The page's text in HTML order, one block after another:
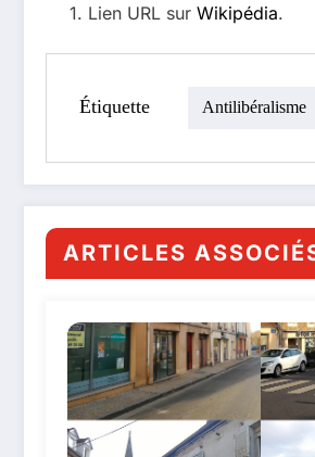
1. Lien URL sur Wikipédia.
Étiquette Antilibéralisme
ARTICLES